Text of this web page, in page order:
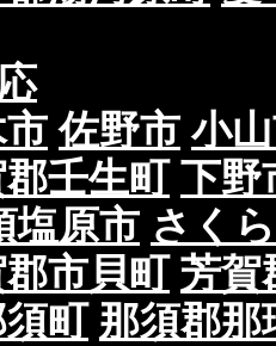
佐野市 小
壬生町 下野
塩原市 さく
市貝町 芳賀
町 那須郡那